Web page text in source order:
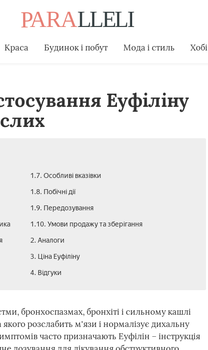
Краса Будинок і побут Мода і стиль Хобі
Еуфіліну
1.7. Особливі вказівки
1.8. Побічні дії
1.9. Передозування
1.10. Умови продажу та зберігання
2. Аналоги
3. Ціна Еуфіліну
4. Відгуки
бронхоспазмах, бронхіті і сильному кашлі
розслабить м'язи і нормалізує дихальну
часто призначають Еуфілін – інструкція